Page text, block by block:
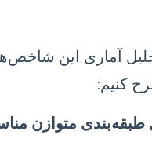
آماری این شاخص‌ها
کنیم:
طبقه‌بندی متوازن